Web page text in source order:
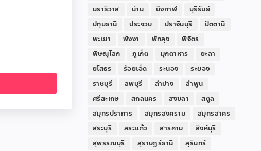
นราธิวาส
น่าน บึงกาฬ
บุรีรัมย์
ปทุมธานี
ประจวบ ปราจีนบุรี
ปัตตานี
พะเยา
พังงา พัทลุง
พิจิตร
พิษณุโลก
ภูเก็ต มุกดาหาร
ยะลา
ยโสธร
ร้อยเอ็ด ระนอง
ระยอง
ราชบุรี
ลพบุรี ลำปาง
ลำพูน
ศรีสะเกษ
สกลนคร สงขลา
สตูล
สมุทรปราการ
สมุทรสงคราม
สมุทรสาคร
สระบุรี
สระแก้ว สารคาม
สิงห์บุรี
สุพรรณบุรี
สุราษฎร์ธานี
สุรินทร์